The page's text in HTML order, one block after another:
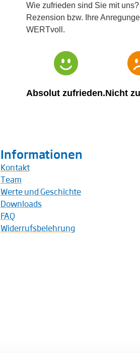
Wie zufrieden sind Sie mit uns?
Rezension bzw. Ihre
WERTvoll.
Absolut zufrieden.Nicht
Informationen
Kontakt
Team
Werte und Geschichte
Downloads
FAQ
Widerrufsbelehrung